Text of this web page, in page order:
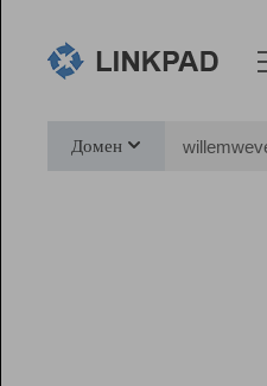
Домен